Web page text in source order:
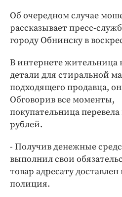
Интересное чтиво
Клиника года
Бренд года
Работодатель года
Об очередном случае
рассказывает пресс-
городу Обнинску в
В интернете жительница
детали для стиральной
подходящего продавца,
Обговорив все моменты,
покупательница
рублей.
- Получив денежные
выполнил свои
товар адресату
полиция.